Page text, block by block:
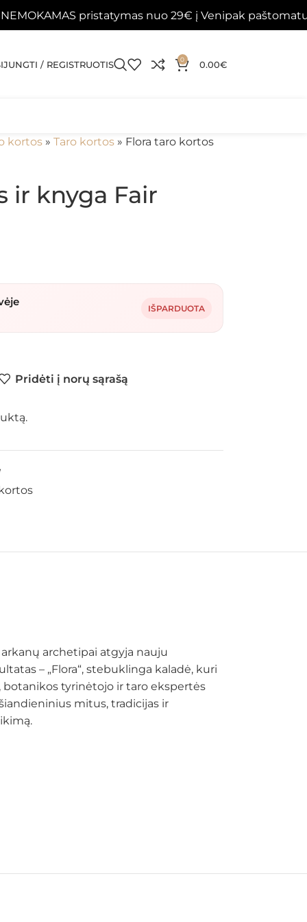
pristatymas nuo 29€ į Venipak paštomatus 📦
/ REGISTRUOTIS 0 0.00€
kortos» Taro kortos» Flora taro kortos
ir knyga Fair
IŠPARDUOTA
Pridėti į norų sąrašą
archetipai atgyja nauju
– „Flora“, stebuklinga kaladė, kuri
botanikos tyrinėtojo ir taro ekspertės
mitus, tradicijas ir